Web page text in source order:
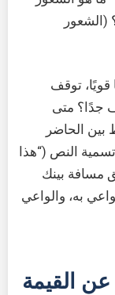
(الشعور
توقف
جدًا؟ متى
الحاضر
النص (“هذا
مسافة بينك
به، والواعي
القيمة